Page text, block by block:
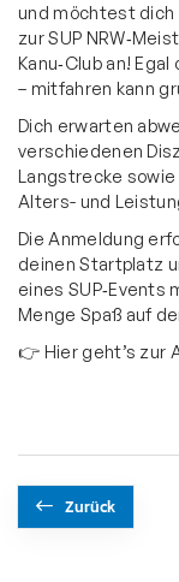
und möchtest
zur SUP
Kanu‑Club an!
– mitfahren kann
Dich erwarten
verschiedenen
Langstrecke
Alters- und
Die Anmeldung
deinen Startplatz
eines
Menge Spaß auf
👉 Hier geht’s zur
Zurück